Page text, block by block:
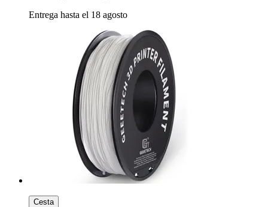
Entrega hasta el 18 agosto
Cesta